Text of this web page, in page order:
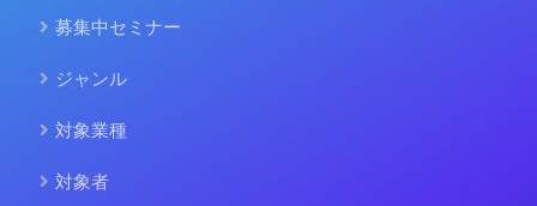
募集中セミナー
ジャンル
対象業種
対象者